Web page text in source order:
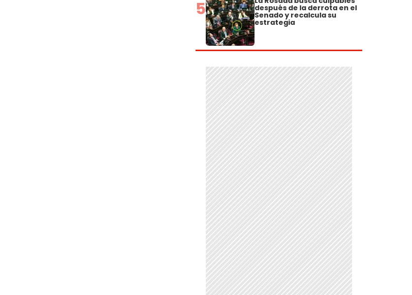
5 después de la derrota en el
Senado y recalcula su
estrategia